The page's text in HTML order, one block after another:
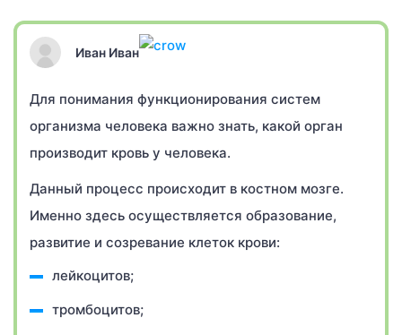
Иван Иван
Для понимания функционирования систем
организма человека важно знать, какой орган
производит кровь у человека.
Данный процесс происходит в костном мозге.
Именно здесь осуществляется образование,
развитие и созревание клеток крови:
лейкоцитов;
тромбоцитов;